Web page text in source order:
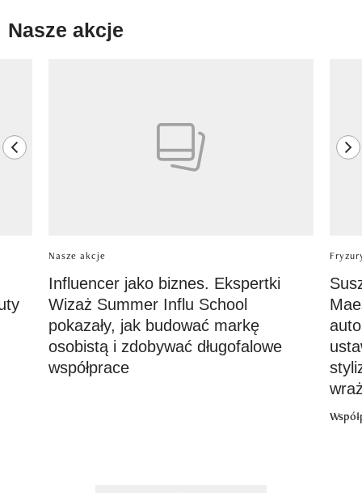
Nasze akcje
previous element
Nasze akcje
Influencer jako biznes. Ekspertki
Wizaż Summer Influ School
pokazały, jak budować markę
osobistą i zdobywać długofalowe
współprace